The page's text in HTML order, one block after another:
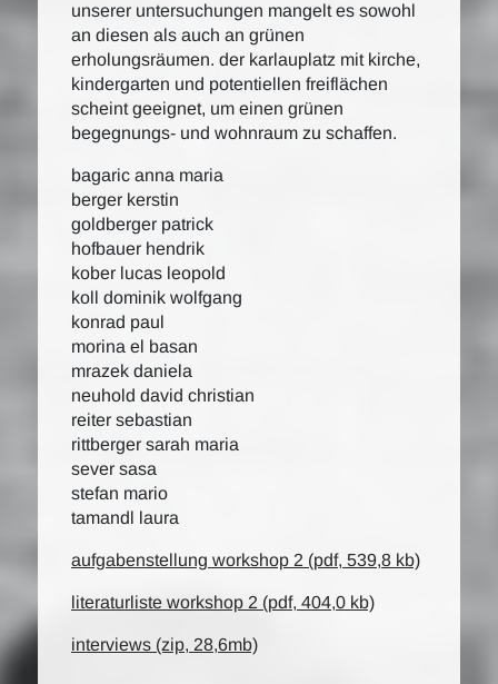
unserer untersuchungen mangelt es sowohl
an diesen als auch an grünen
erholungsräumen. der karlauplatz mit kirche,
kindergarten und potentiellen freiflächen
scheint geeignet, um einen grünen
begegnungs- und wohnraum zu schaffen.
bagaric anna maria
berger kerstin
goldberger patrick
hofbauer hendrik
kober lucas leopold
koll dominik wolfgang
konrad paul
morina el basan
mrazek daniela
neuhold david christian
reiter sebastian
rittberger sarah maria
sever sasa
stefan mario
tamandl laura
aufgabenstellung workshop 2 (pdf, 539,8 kb)
literaturliste workshop 2 (pdf, 404,0 kb)
interviews (zip, 28,6mb)